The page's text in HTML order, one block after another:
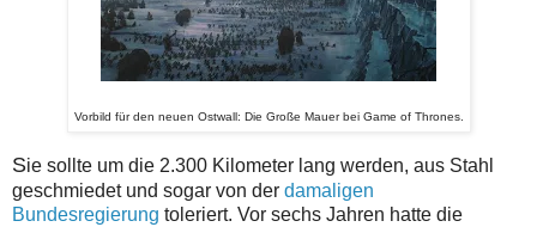
Vorbild für den neuen Ostwall: Die Große Mauer bei Game of Thrones.
Sie sollte um die 2.300 Kilometer lang werden, aus Stahl
geschmiedet und sogar von der damaligen
Bundesregierung toleriert. Vor sechs Jahren hatte die